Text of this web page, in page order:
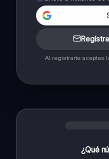
Al registrarte aceptas
¿Qué